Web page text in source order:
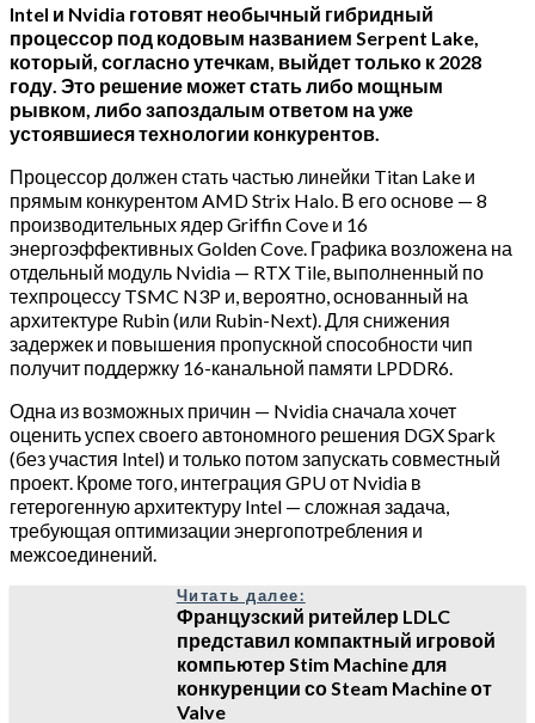
Intel и Nvidia готовят необычный гибридный
процессор под кодовым названием Serpent Lake,
который, согласно утечкам, выйдет только к 2028
году. Это решение может стать либо мощным
рывком, либо запоздалым ответом на уже
устоявшиеся технологии конкурентов.
Процессор должен стать частью линейки Titan Lake и
прямым конкурентом AMD Strix Halo. В его основе — 8
производительных ядер Griffin Cove и 16
энергоэффективных Golden Cove. Графика возложена на
отдельный модуль Nvidia — RTX Tile, выполненный по
техпроцессу TSMC N3P и, вероятно, основанный на
архитектуре Rubin (или Rubin-Next). Для снижения
задержек и повышения пропускной способности чип
получит поддержку 16-канальной памяти LPDDR6.
Одна из возможных причин — Nvidia сначала хочет
оценить успех своего автономного решения DGX Spark
(без участия Intel) и только потом запускать совместный
проект. Кроме того, интеграция GPU от Nvidia в
гетерогенную архитектуру Intel — сложная задача,
требующая оптимизации энергопотребления и
межсоединений.
Читать далее:
Французский ритейлер LDLC
представил компактный игровой
компьютер Stim Machine для
конкуренции со Steam Machine от
Valve